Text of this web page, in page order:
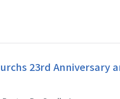
23rd Anniversary